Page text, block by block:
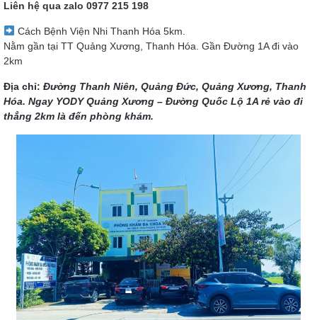
Liên hệ qua zalo 0977 215 198
Cách Bệnh Viện Nhi Thanh Hóa 5km.
Nằm gần tại TT Quảng Xương, Thanh Hóa. Gần Đường 1A đi vào
2km
Địa chỉ: Đường Thanh Niên, Quảng Đức, Quảng Xương, Thanh
Hóa. Ngay YODY Quảng Xương – Đường Quốc Lộ 1A rẻ vào đi
thẳng 2km là đến phòng khám.